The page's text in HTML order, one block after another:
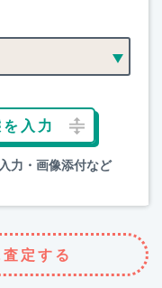
入力
力・画像添付など
定する